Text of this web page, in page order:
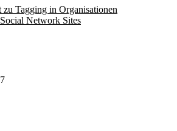
zu Tagging in Organisationen
Network Sites